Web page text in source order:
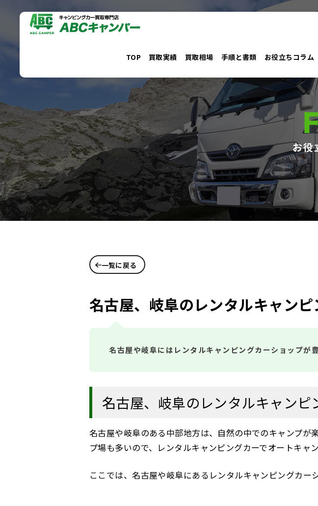
キ
ッ
プ
TOP 買取実績 買取相場 手順と書類 お役立ちコラム
お役
一覧に戻る
名古屋、岐阜のレンタルキャンピ
名古屋や岐阜にはレンタルキャンピングカーショップが豊
名古屋、岐阜のレンタルキャンピ
名古屋や岐阜のある中部地方は、自然の中でのキャンプ
プ場も多いので、レンタルキャンピングカーでオートキャ
ここでは、名古屋や岐阜にあるレンタルキャンピングカー